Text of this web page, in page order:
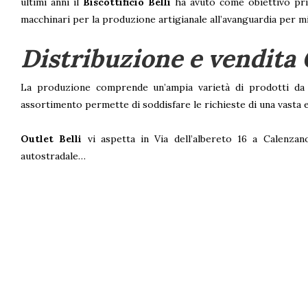
macchinari per la produzione artigianale all’avanguardia
Distribuzione e
La produzione comprende un’ampia varietà di prodotti
assortimento permette di soddisfare le richieste di una vasta
Outlet Belli
vi aspetta in Via dell’albereto 16 a
autostradale…